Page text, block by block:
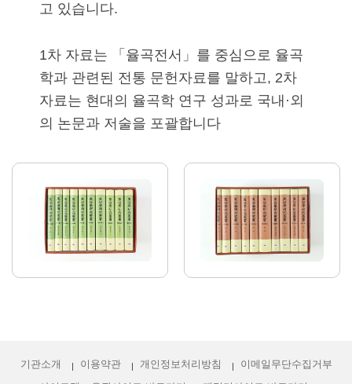
고 있습니다.
1차 자료는 「율곡전서」를 중심으로 율곡
학과 관련된 전통 문헌자료를 말하고, 2차
자료는 현대의 율곡학 연구 성과로 국내·외
의 논문과 저술을 포괄합니다
기관소개 이용약관 개인정보처리방침
이메일무단수집거부